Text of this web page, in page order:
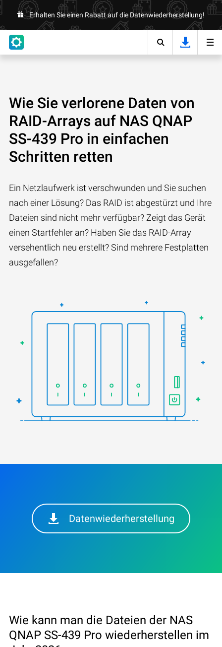
Erhalten Sie einen Rabatt auf die Datenwiederherstellung!
Wie Sie verlorene Daten von
RAID-Arrays auf NAS QNAP
SS-439 Pro in einfachen
Schritten retten
Ein Netzlaufwerk ist verschwunden und Sie suchen
nach einer Lösung? Das RAID ist abgestürzt und Ihre
Dateien sind nicht mehr verfügbar? Zeigt das Gerät
einen Startfehler an? Haben Sie das RAID-Array
versehentlich neu erstellt? Sind mehrere Festplatten
ausgefallen?
Datenwiederherstellung
Wie kann man die Dateien der NAS
QNAP SS-439 Pro wiederherstellen im